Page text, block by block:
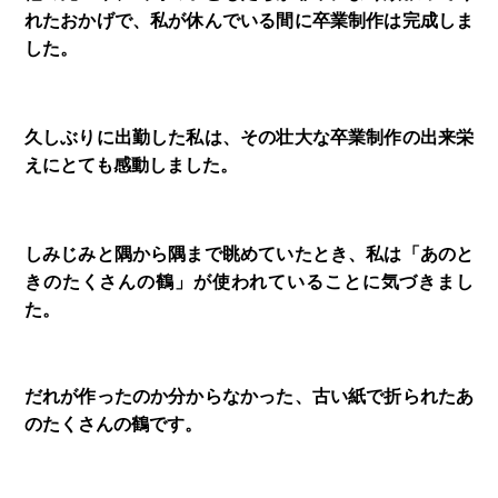
れたおかげで、私が休んでいる間に卒業制作は完成しま
した。
久しぶりに出勤した私は、その壮大な卒業制作の出来栄
えにとても感動しました。
しみじみと隅から隅まで眺めていたとき、私は「あのと
きのたくさんの鶴」が使われていることに気づきまし
た。
だれが作ったのか分からなかった、古い紙で折られたあ
のたくさんの鶴です。